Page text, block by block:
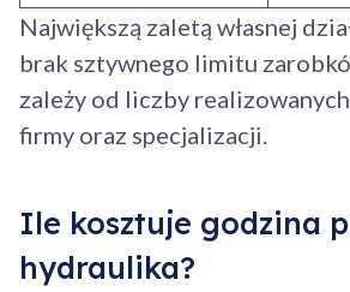
Największą zaletą własnej
brak sztywnego limitu
zależy od liczby
firmy oraz specjalizacji.
Ile kosztuje godzina
hydraulika?